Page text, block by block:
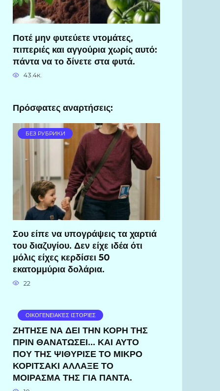
Ποτέ μην φυτεύετε ντομάτες,
πιπεριές και αγγούρια χωρίς αυτό:
πάντα να το δίνετε στα φυτά.
43.4к.
Πρόσφατες αναρτήσεις:
БЕЗ РУБРИКИ
Σου είπε να υπογράψεις τα χαρτιά
του διαζυγίου. Δεν είχε ιδέα ότι
μόλις είχες κερδίσει 50
εκατομμύρια δολάρια.
22
ΟΙΚΟΓΕΝΕΙΑΚΈΣ ΙΣΤΟΡΊΕΣ
ΖΗΤΗΣΕ ΝΑ ΔΕΙ ΤΗΝ ΚΟΡΗ ΤΗΣ
ΠΡΙΝ ΘΑΝΑΤΩΣΕΙ… ΚΑΙ ΑΥΤΟ
ΠΟΥ ΤΗΣ ΨΙΘΥΡΙΣΕ ΤΟ ΜΙΚΡΟ
ΚΟΡΙΤΣΑΚΙ ΑΛΛΑΞΕ ΤΟ
ΜΟΙΡΑΣΜΑ ΤΗΣ ΓΙΑ ΠΑΝΤΑ.